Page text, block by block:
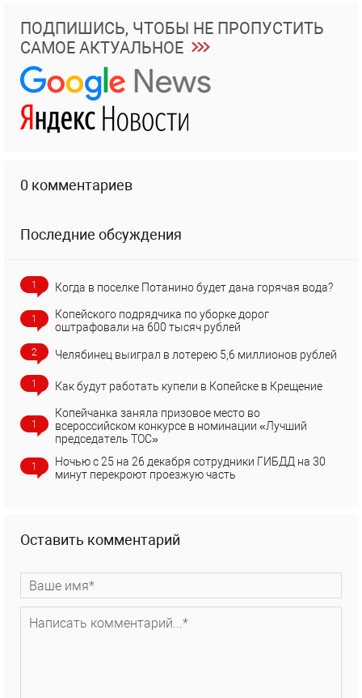
ПОДПИШИСЬ, ЧТОБЫ НЕ ПРОПУСТИТЬ
САМОЕ АКТУАЛЬНОЕ
0 комментариев
Последние обсуждения
1 Когда в поселке Потанино будет дана горячая вода?
1
Копейского подрядчика по уборке дорог
оштрафовали на 600 тысяч рублей
2 Челябинец выиграл в лотерею 5,6 миллионов рублей
1 Как будут работать купели в Копейске в Крещение
1
Копейчанка заняла призовое место во
всероссийском конкурсе в номинации «Лучший
председатель ТОС»
1
Ночью с 25 на 26 декабря сотрудники ГИБДД на 30
минут перекроют проезжую часть
Оставить комментарий